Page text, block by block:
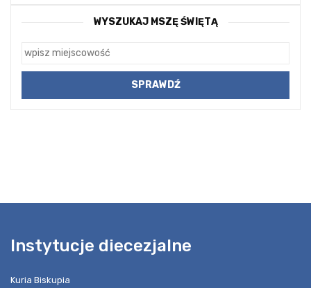
WYSZUKAJ MSZĘ ŚWIĘTĄ
Instytucje diecezjalne
Kuria Biskupia